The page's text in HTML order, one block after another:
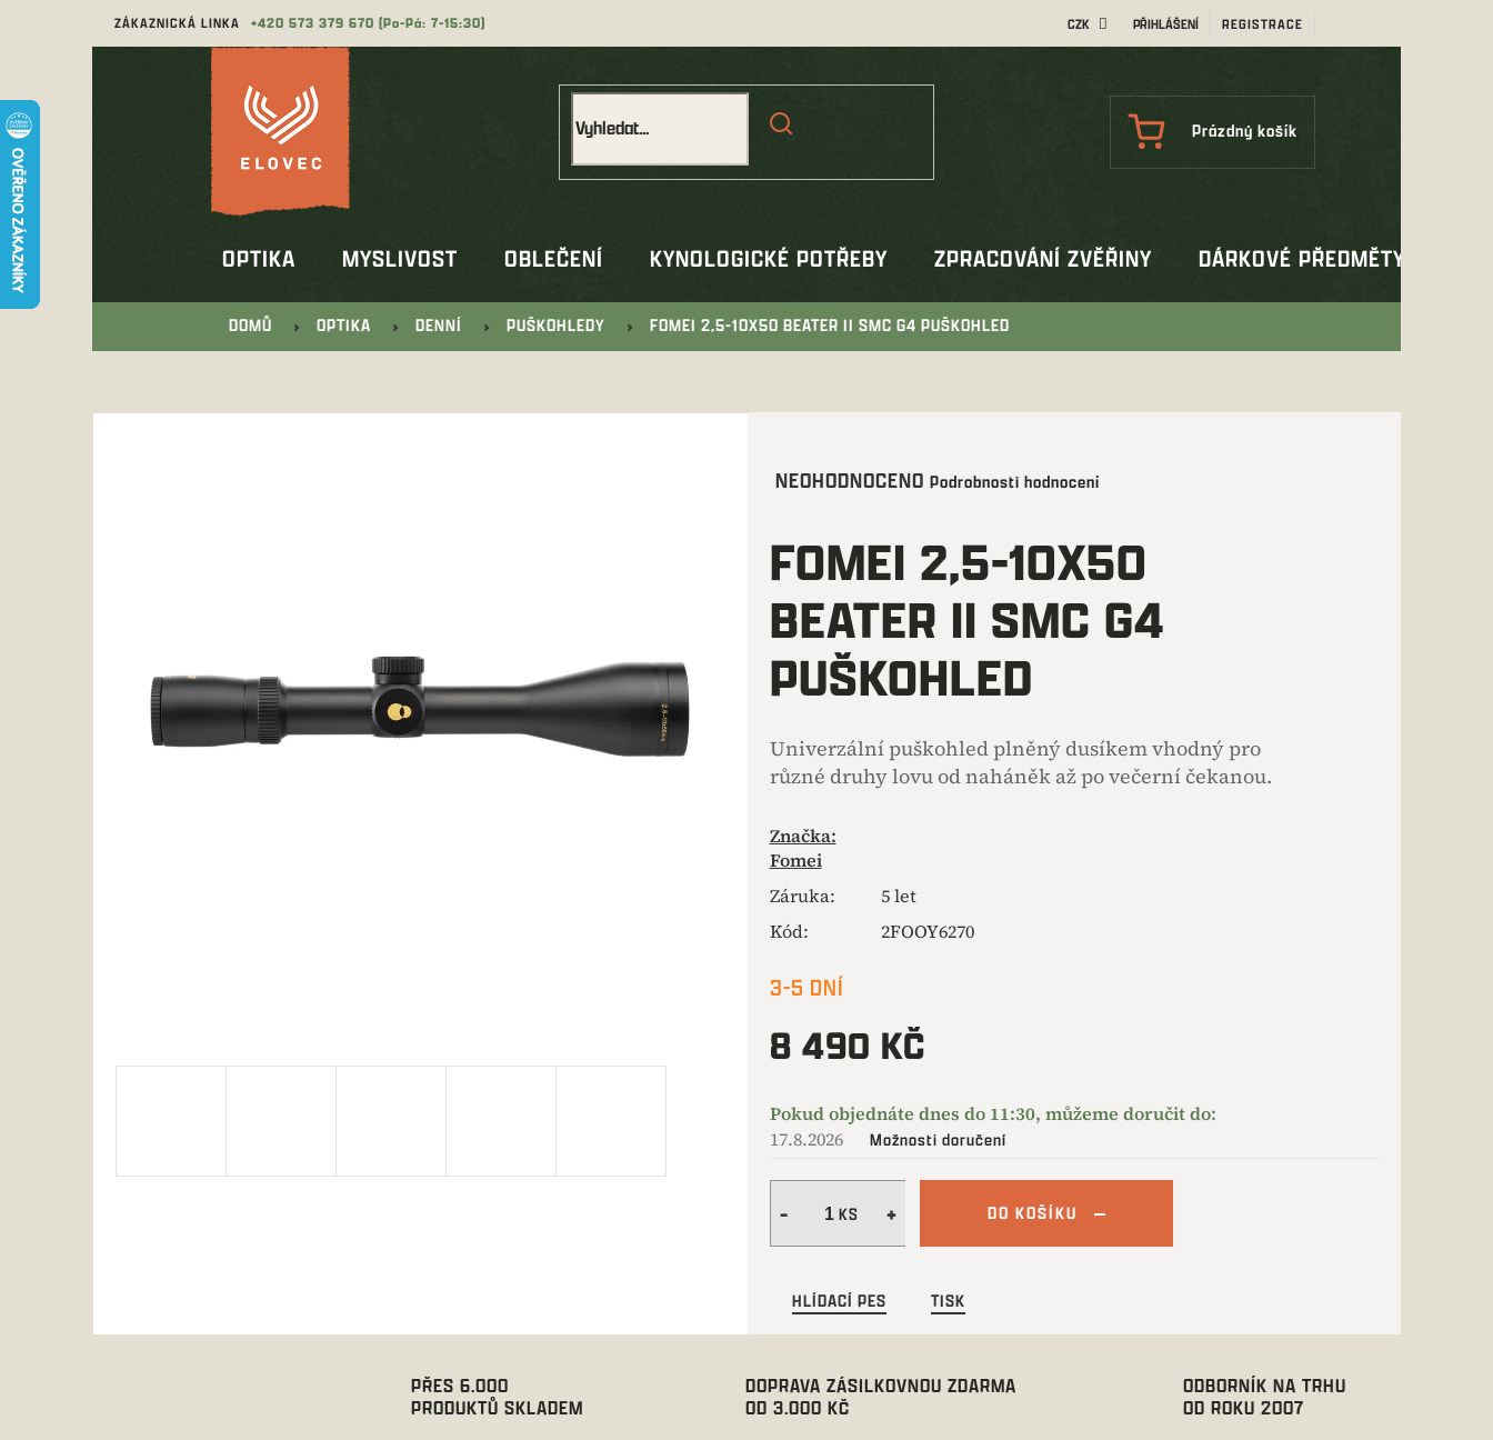
ZÁKAZNICKÁ LINKA 573 379 670 CZK PŘIHLÁŠENÍ REGISTRACE
NÁKUPNÍ
Prázdný košík
OPTIKA MYSLIVOST OBLEČENÍ KYNOLOGICKÉ POTŘEBY ZPRACOVÁNÍ ZVĚŘINY DÁRKOVÉ PŘEDMĚTY
DOMŮ OPTIKA DENNÍ PUŠKOHLEDY FOMEI 2,5-10X50 BEATER II SMC G4 PUŠKOHLED
Průměrné
je
0,0
z
hvězdiček.
NEOHODNOCENO Podrobnosti hodnocení
FOMEI 2,5-10X50
BEATER II SMC G4
PUŠKOHLED
Univerzální puškohled plněný dusíkem vhodný pro
různé druhy lovu od naháněk až po večerní čekanou.
Značka:
Fomei
Záruka:
5 let
Kód:
2FOOY6270
3-5 DNÍ
8 490 KČ
cena:
17.8.2026 Možnosti doručení
DO KOŠÍKU
HLÍDACÍ PES TISK
PŘES 6.000
PRODUKTŮ SKLADEM
DOPRAVA ZÁSILKOVNOU ZDARMA
OD 3.000 KČ
ODBORNÍK NA TRHU
OD ROKU 2007